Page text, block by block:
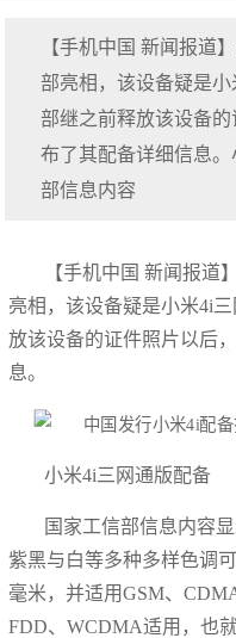
【手机中国 新闻报道
部亮相，该设备疑是
部继之前释放该设备
布了其配备详细信息
部信息内容
【手机中国 新闻报道
亮相，该设备疑是小米4i
放该设备的证件照片以后
息。
小米4i三网通版配备
国家工信部信息内容
紫黑与白等多种多样色调
毫米，并适用GSM、
FDD、WCDMA适用，也